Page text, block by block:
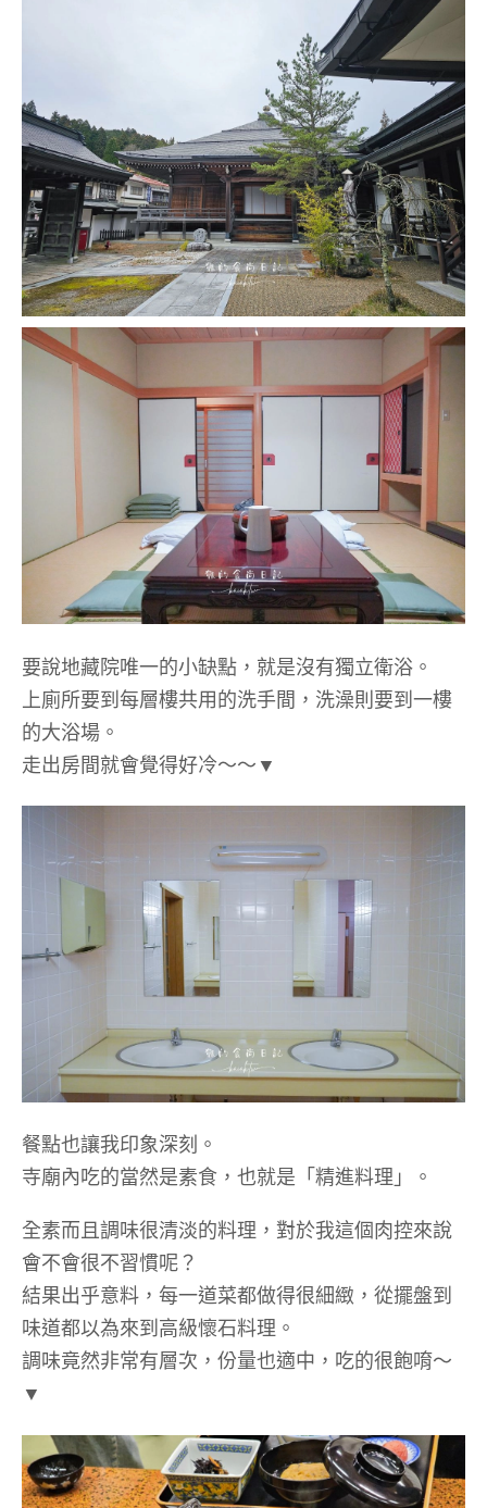
要說地藏院唯一的小缺點，就是沒有獨立衛浴。
上廁所要到每層樓共用的洗手間，洗澡則要到一樓
的大浴場。
走出房間就會覺得好冷～～▼
餐點也讓我印象深刻。
寺廟內吃的當然是素食，也就是「精進料理」。
全素而且調味很清淡的料理，對於我這個肉控來說
會不會很不習慣呢？
結果出乎意料，每一道菜都做得很細緻，從擺盤到
味道都以為來到高級懷石料理。
調味竟然非常有層次，份量也適中，吃的很飽唷～
▼